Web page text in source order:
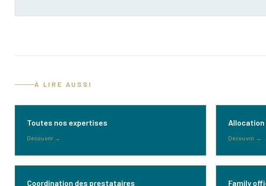
À LIRE AUSSI
Toutes nos expertises
Découvrir→ Découvrir→
Coordination des prestataires Family